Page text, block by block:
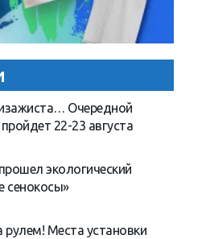
Очередной
22-23 августа
экологический
сенокосы»
рулем! Места установки